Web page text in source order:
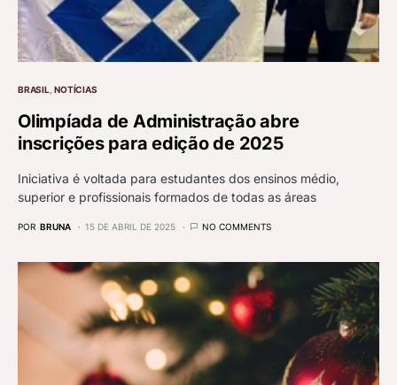
BRASIL NOTÍCIAS
Olimpíada de Administração abre
inscrições para edição de 2025
Iniciativa é voltada para estudantes dos ensinos médio,
superior e profissionais formados de todas as áreas
POR BRUNA 15 DE ABRIL DE 2025 NO COMMENTS